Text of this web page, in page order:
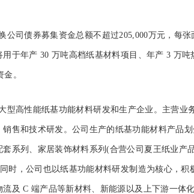
司债券募集资金总额不超过205,000万元，每张
于年产 30 万吨高档纸基材料项目、年产 3 万
。
高性能纸基功能材料研发和生产企业。主营业
售和技术研发。公司生产的纸基功能材料产品划
系列、家居装饰材料系列(合营公司夏王纸业产
时，公司也以纸基功能材料研发制造为核心，积
及 C 端产品等新材料、新能源以及上下游一体